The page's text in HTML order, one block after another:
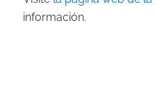
información.